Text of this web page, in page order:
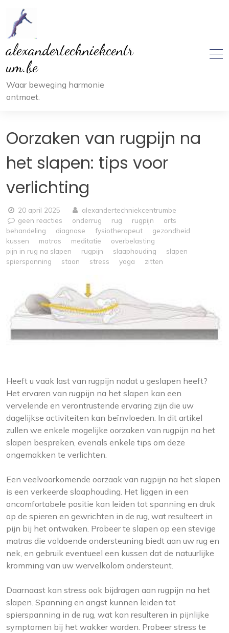
inhoud
alexandertechniekcentr
um.be
Waar beweging harmonie
ontmoet.
Oorzaken van rugpijn na
het slapen: tips voor
verlichting
20 april 2025
alexandertechniekcentrumbe
geen reacties
onderrug rug rugpijn
arts
behandeling
diagnose fysiotherapeut
gezondheid
kussen
matras meditatie
overbelasting
pijn in rug na slapen
rugpijn slaaphouding
slapen
spierspanning
staan stress yoga zitten
Heeft u vaak last van rugpijn nadat u geslapen heeft?
Het ervaren van rugpijn na het slapen kan een
vervelende en verontrustende ervaring zijn die uw
dagelijkse activiteiten kan beïnvloeden. In dit artikel
zullen we enkele mogelijke oorzaken van rugpijn na het
slapen bespreken, evenals enkele tips om deze
ongemakken te verlichten.
Een veelvoorkomende oorzaak van rugpijn na het slapen
is een verkeerde slaaphouding. Het liggen in een
oncomfortabele positie kan leiden tot spanning en druk
op de spieren en gewrichten in de rug, wat resulteert in
pijn bij het ontwaken. Probeer te slapen op een stevige
matras die voldoende ondersteuning biedt aan uw rug en
nek, en gebruik eventueel een kussen dat de natuurlijke
kromming van uw wervelkolom ondersteunt.
Daarnaast kan stress ook bijdragen aan rugpijn na het
slapen. Spanning en angst kunnen leiden tot
spierspanning in de rug, wat kan resulteren in pijnlijke
symptomen bij het wakker worden. Probeer stress te